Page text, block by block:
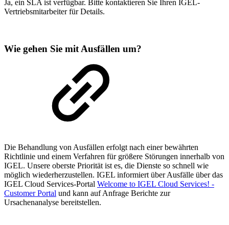
Ja, ein SLA ist verfügbar. Bitte kontaktieren Sie Ihren IGEL-
Vertriebsmitarbeiter für Details.
Wie gehen Sie mit Ausfällen um?
Die Behandlung von Ausfällen erfolgt nach einer bewährten
Richtlinie und einem Verfahren für größere Störungen innerhalb von
IGEL. Unsere oberste Priorität ist es, die Dienste so schnell wie
möglich wiederherzustellen. IGEL informiert über Ausfälle über das
IGEL Cloud Services-Portal Welcome to IGEL Cloud Services! -
Customer Portal und kann auf Anfrage Berichte zur
Ursachenanalyse bereitstellen.